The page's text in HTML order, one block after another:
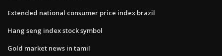
Extended national consumer price index brazil
Hang seng index stock symbol
Gold market news in tamil